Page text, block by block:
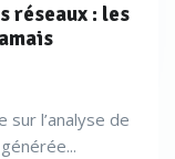
réseaux : les
sur l’analyse de